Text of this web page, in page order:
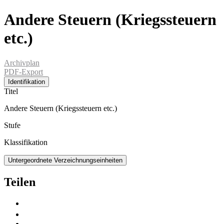
Andere Steuern (Kriegssteuern
etc.)
Archivplan
PDF-Export
Identifikation
Titel
Andere Steuern (Kriegssteuern etc.)
Stufe
Klassifikation
Untergeordnete Verzeichnungseinheiten
Teilen